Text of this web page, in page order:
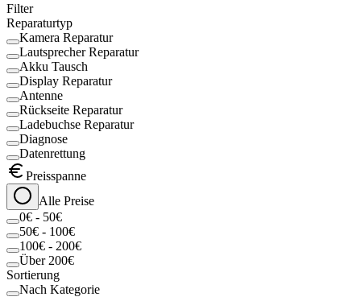
Filter
Reparaturtyp
Kamera Reparatur
Lautsprecher Reparatur
Akku Tausch
Display Reparatur
Antenne
Rückseite Reparatur
Ladebuchse Reparatur
Diagnose
Datenrettung
Preisspanne
Alle Preise
0€ - 50€
50€ - 100€
100€ - 200€
Über 200€
Sortierung
Nach Kategorie